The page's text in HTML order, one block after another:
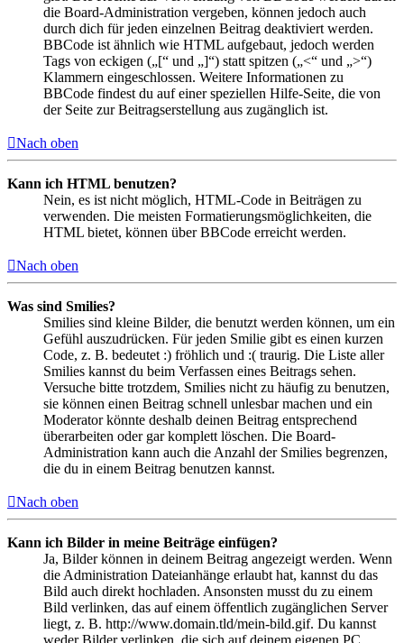
die Board-Administration vergeben, können jedoch auch
durch dich für jeden einzelnen Beitrag deaktiviert werden.
BBCode ist ähnlich wie HTML aufgebaut, jedoch werden
Tags von eckigen („[“ und „]“) statt spitzen („<“ und „>“)
Klammern eingeschlossen. Weitere Informationen zu
BBCode findest du auf einer speziellen Hilfe-Seite, die von
der Seite zur Beitragserstellung aus zugänglich ist.
Nach oben
Kann ich HTML benutzen?
Nein, es ist nicht möglich, HTML-Code in Beiträgen zu
verwenden. Die meisten Formatierungsmöglichkeiten, die
HTML bietet, können über BBCode erreicht werden.
Nach oben
Was sind Smilies?
Smilies sind kleine Bilder, die benutzt werden können, um ein
Gefühl auszudrücken. Für jeden Smilie gibt es einen kurzen
Code, z. B. bedeutet :) fröhlich und :( traurig. Die Liste aller
Smilies kannst du beim Verfassen eines Beitrags sehen.
Versuche bitte trotzdem, Smilies nicht zu häufig zu benutzen,
sie können einen Beitrag schnell unlesbar machen und ein
Moderator könnte deshalb deinen Beitrag entsprechend
überarbeiten oder gar komplett löschen. Die Board-
Administration kann auch die Anzahl der Smilies begrenzen,
die du in einem Beitrag benutzen kannst.
Nach oben
Kann ich Bilder in meine Beiträge einfügen?
Ja, Bilder können in deinem Beitrag angezeigt werden. Wenn
die Administration Dateianhänge erlaubt hat, kannst du das
Bild auch direkt hochladen. Ansonsten musst du zu einem
Bild verlinken, das auf einem öffentlich zugänglichen Server
liegt, z. B. http://www.domain.tld/mein-bild.gif. Du kannst
weder Bilder verlinken, die sich auf deinem eigenen PC